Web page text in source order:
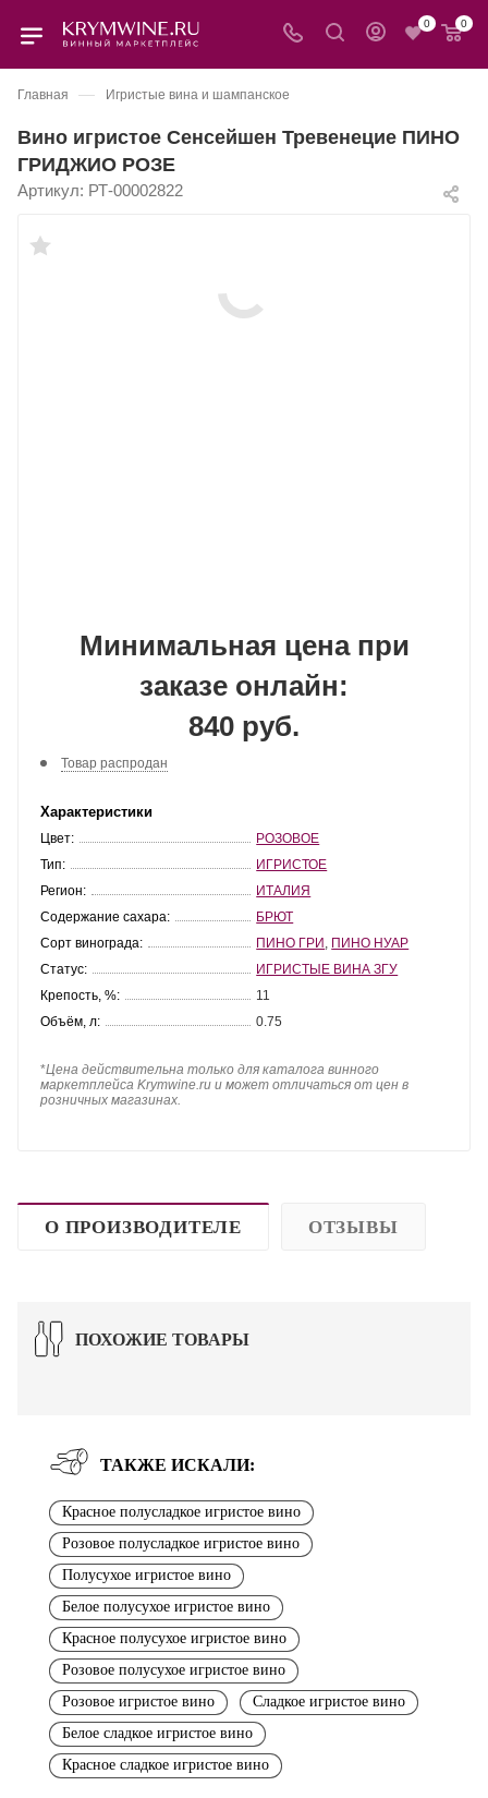
0 0
Главная — Игристые вина и шампанское
Вино игристое Сенсейшен Тревенецие ПИНО
ГРИДЖИО РОЗЕ
Артикул: РТ-00002822
Минимальная цена при
заказе онлайн:
840 руб.
Товар распродан
Характеристики
Цвет:
РОЗОВОЕ
Тип:
ИГРИСТОЕ
Регион:
ИТАЛИЯ
Содержание сахара:
БРЮТ
Сорт винограда:
ПИНО ГРИ ПИНО НУАР
Статус:
ИГРИСТЫЕ ВИНА ЗГУ
Крепость, %:
11
Объём, л:
0.75
*Цена действительна только для каталога винного
маркетплейса Krymwine.ru и может отличаться от цен в
розничных магазинах.
О ПРОИЗВОДИТЕЛЕ ОТЗЫВЫ
ПОХОЖИЕ ТОВАРЫ
ТАКЖЕ ИСКАЛИ:
Красное полусладкое игристое вино
Розовое полусладкое игристое вино
Полусухое игристое вино
Белое полусухое игристое вино
Красное полусухое игристое вино
Розовое полусухое игристое вино
Розовое игристое вино
Сладкое игристое вино
Белое сладкое игристое вино
Красное сладкое игристое вино